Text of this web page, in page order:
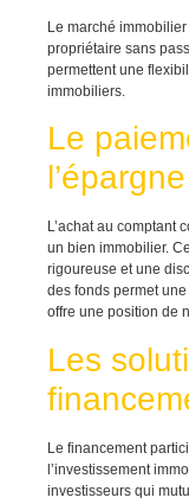
Le marché
propriétaire sans
permettent une
immobiliers.
Le
L’achat au comptant
un bien immobilier.
rigoureuse et une
des fonds permet
offre une position de
Les
Le financement
l’investissement
investisseurs qui